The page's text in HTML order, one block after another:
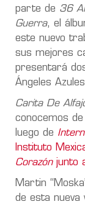
parte de 36
Guerra, el
este nuevo
sus mejores
presentará
Ángeles
Carita De
conocemos
luego de
Instituto
Corazónjunto
Martin
de esta nueva